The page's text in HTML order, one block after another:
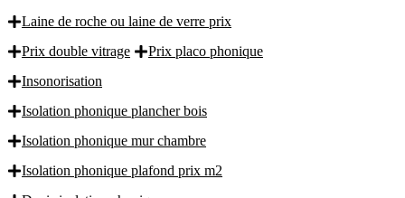
Laine de roche ou laine de verre prix
Prix double vitrage
Prix placo phonique
Insonorisation
Isolation phonique plancher bois
Isolation phonique mur chambre
Isolation phonique plafond prix m2